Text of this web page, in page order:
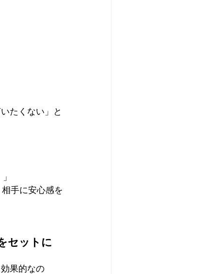
たくない」と
手に安心感を
セットに
果的なの